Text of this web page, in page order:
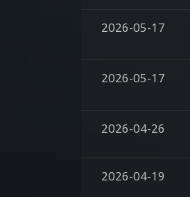
2026-05-17
2026-05-17
2026-04-26
2026-04-19